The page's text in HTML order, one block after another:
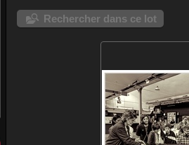
Rechercher dans ce lot